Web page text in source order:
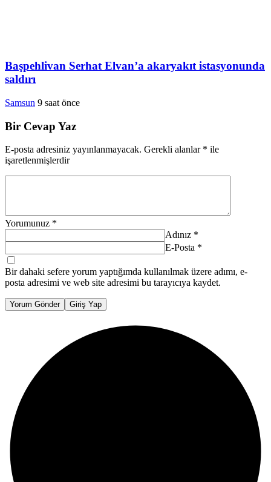
Başpehlivan Serhat Elvan’a akaryakıt istasyonunda
saldırı
Samsun 9 saat önce
Bir Cevap Yaz
E-posta adresiniz yayınlanmayacak. Gerekli alanlar * ile
işaretlenmişlerdir
Yorumunuz *
Adınız *
E-Posta *
Bir dahaki sefere yorum yaptığımda kullanılmak üzere adımı, e-
posta adresimi ve web site adresimi bu tarayıcıya kaydet.
Yorum Gönder Giriş Yap